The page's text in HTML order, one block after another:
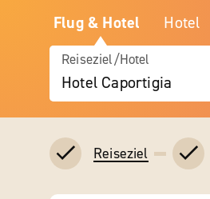
Flug & Hotel Hotel
Reiseziel/Hotel
Hotel Caportigia
Reiseziel